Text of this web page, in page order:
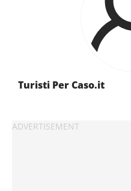
Turisti Per Caso.it